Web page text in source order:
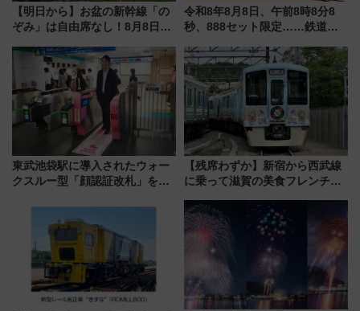
【明日から】お盆の新幹線「の
ぞみ」は自由席なし！8月8日午
せば空きが見つかることも 混
雑避ける「空席」探しのコツ
令和8年8月8日、午前8時8分8
秒、888セット限定……鉄道各
たち
東武池袋駅に導入されたウォー
クスルー型「顔認証改札」を見
【残席わずか】新宿から西武線
に乗って滋賀の美食フレンチを
「52席の至福」で味わう近江牛
や伝統文化の特別コラボ